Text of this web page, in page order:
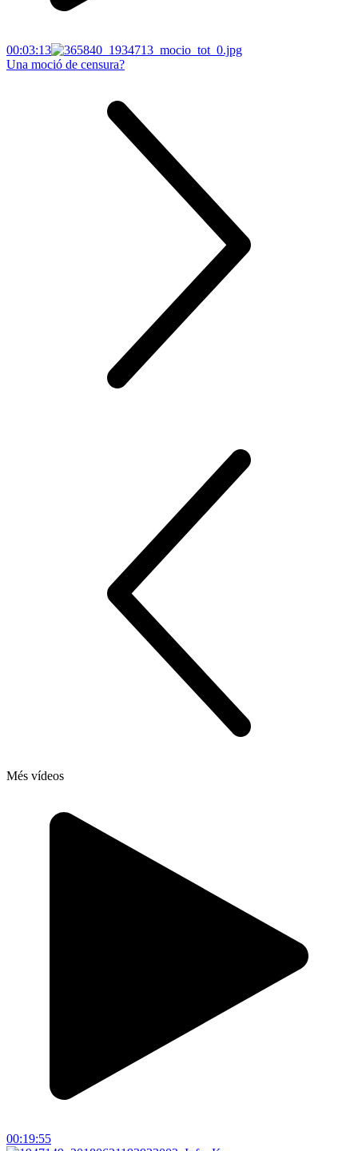
00:03:13
Una moció de censura?
Més vídeos
00:19:55